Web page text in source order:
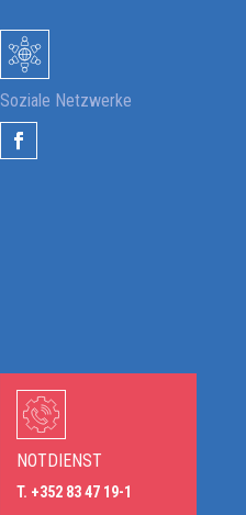
Soziale Netzwerke
NOTDIENST
T. +352 83 47 19-1